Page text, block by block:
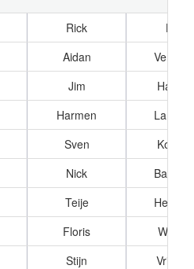
Rick
Loos
Aidan
Jim
Harmen
Sven
Nick
Teije
Floris
Stijn Vries,